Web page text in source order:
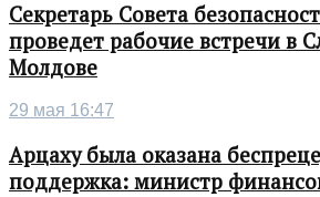
Секретарь Совета
проведет рабочие встречи в
Молдове
29 мая 16:47
Арцаху была оказана
поддержка: министр